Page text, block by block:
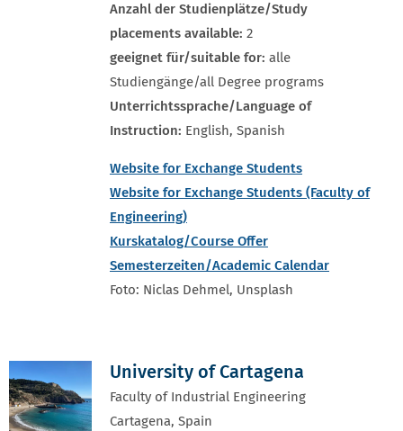
Anzahl der Studienplätze/Study
placements available: 2
geeignet für/suitable for: alle
Studiengänge/all Degree programs
Unterrichtssprache/Language of
Instruction: English, Spanish
Website for Exchange Students
Website for Exchange Students (Faculty of
Engineering)
Kurskatalog/Course Offer
Semesterzeiten/Academic Calendar
Foto: Niclas Dehmel, Unsplash
University of Cartagena
Faculty of Industrial Engineering
Cartagena, Spain